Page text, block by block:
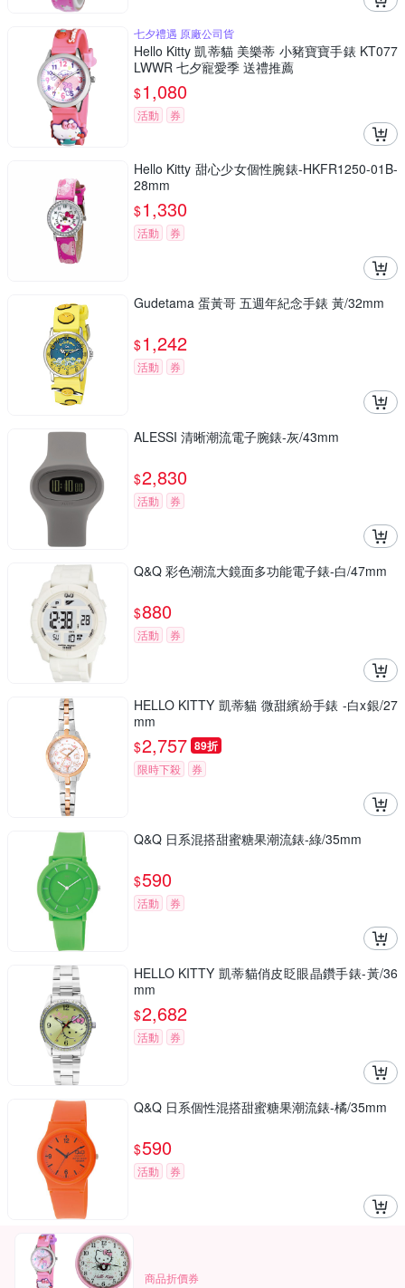
七夕禮遇 原廠公司貨
Hello Kitty 凱蒂貓 美樂蒂 小豬寶寶手錶 KT077
LWWR 七夕寵愛季 送禮推薦
$1,080
活動 券
Hello Kitty 甜心少女個性腕錶-HKFR1250-01B-
28mm
$1,330
活動 券
Gudetama 蛋黃哥 五週年紀念手錶 黃/32mm
$1,242
活動 券
ALESSI 清晰潮流電子腕錶-灰/43mm
$2,830
活動 券
Q&Q 彩色潮流大鏡面多功能電子錶-白/47mm
$880
活動 券
HELLO KITTY 凱蒂貓 微甜繽紛手錶 -白x銀/27
mm
$2,757 89折
限時下殺 券
Q&Q 日系混搭甜蜜糖果潮流錶-綠/35mm
$590
活動 券
HELLO KITTY 凱蒂貓俏皮眨眼晶鑽手錶-黃/36
mm
$2,682
活動 券
Q&Q 日系個性混搭甜蜜糖果潮流錶-橘/35mm
$590
活動 券
商品折價券